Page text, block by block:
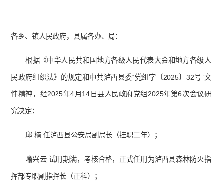
各乡、镇人民政府，县属各办、局：
根据《中华人民共和国地方各级人民代表大会和地方各级人
民政府组织法》的规定和中共泸西县委“党组字〔2025〕32号”文
件精神，经2025年4月14日县人民政府党组2025年第6次会议研
究决定：
邱 楠 任泸西县公安局副局长（挂职二年）；
喻兴云 试用期满，考核合格，正式任用为泸西县森林防火指
挥部专职副指挥长（正科）；